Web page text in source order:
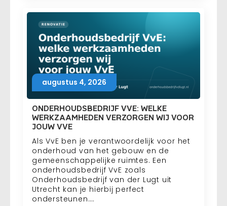
ONDERHOUDSBEDRIJF VVE: WELKE
WERKZAAMHEDEN VERZORGEN WIJ VOOR
JOUW VVE
augustus 4, 2026
Als VvE ben je verantwoordelijk voor het
onderhoud van het gebouw en de
gemeenschappelijke ruimtes. Een
onderhoudsbedrijf VvE zoals
Onderhoudsbedrijf van der Lugt uit
Utrecht kan je hierbij perfect
ondersteunen.…